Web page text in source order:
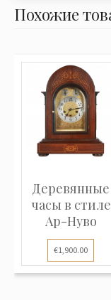
Похожие
Деревянные
часы в стиле
Ар-Нуво
€1,900.00